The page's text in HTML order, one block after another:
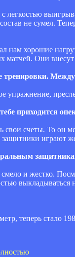
легкостью
не сумел.
нам хорошие
матчей. Они
тренировки.
упражнение,
приходится
свои счеты. То он
играют
и жестко.
выкладываться
теперь стало